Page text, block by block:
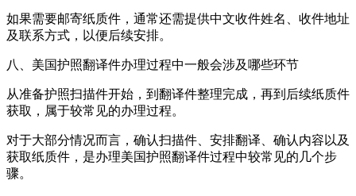
如果需要邮寄纸质件，通常还需提供中文收件姓名、收件地址
及联系方式，以便后续安排。
八、美国护照翻译件办理过程中一般会涉及哪些环节
从准备护照扫描件开始，到翻译件整理完成，再到后续纸质件
获取，属于较常见的办理过程。
对于大部分情况而言，确认扫描件、安排翻译、确认内容以及
获取纸质件，是办理美国护照翻译件过程中较常见的几个步
骤。